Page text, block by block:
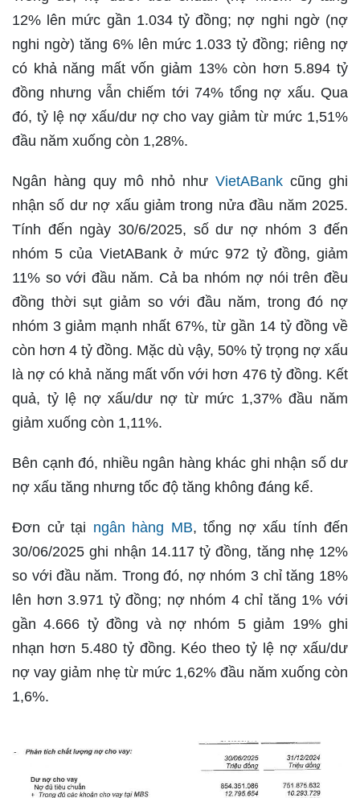
12% lên mức gần 1.034 tỷ đồng; nợ nghi ngờ (nợ
nghi ngờ) tăng 6% lên mức 1.033 tỷ đồng; riêng nợ
có khả năng mất vốn giảm 13% còn hơn 5.894 tỷ
đồng nhưng vẫn chiếm tới 74% tổng nợ xấu. Qua
đó, tỷ lệ nợ xấu/dư nợ cho vay giảm từ mức 1,51%
đầu năm xuống còn 1,28%.
Ngân hàng quy mô nhỏ như VietABank cũng ghi
nhận số dư nợ xấu giảm trong nửa đầu năm 2025.
Tính đến ngày 30/6/2025, số dư nợ nhóm 3 đến
nhóm 5 của VietABank ở mức 972 tỷ đồng, giảm
11% so với đầu năm. Cả ba nhóm nợ nói trên đều
đồng thời sụt giảm so với đầu năm, trong đó nợ
nhóm 3 giảm mạnh nhất 67%, từ gần 14 tỷ đồng về
còn hơn 4 tỷ đồng. Mặc dù vậy, 50% tỷ trọng nợ xấu
là nợ có khả năng mất vốn với hơn 476 tỷ đồng. Kết
quả, tỷ lệ nợ xấu/dư nợ từ mức 1,37% đầu năm
giảm xuống còn 1,11%.
Bên cạnh đó, nhiều ngân hàng khác ghi nhận số dư
nợ xấu tăng nhưng tốc độ tăng không đáng kể.
Đơn cử tại ngân hàng MB, tổng nợ xấu tính đến
30/06/2025 ghi nhận 14.117 tỷ đồng, tăng nhẹ 12%
so với đầu năm. Trong đó, nợ nhóm 3 chỉ tăng 18%
lên hơn 3.971 tỷ đồng; nợ nhóm 4 chỉ tăng 1% với
gần 4.666 tỷ đồng và nợ nhóm 5 giảm 19% ghi
nhạn hơn 5.480 tỷ đồng. Kéo theo tỷ lệ nợ xấu/dư
nợ vay giảm nhẹ từ mức 1,62% đầu năm xuống còn
1,6%.